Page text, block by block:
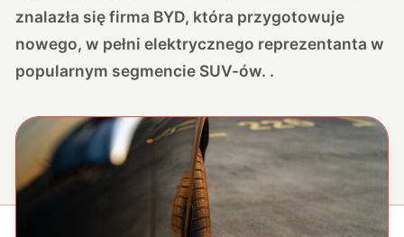
znalazła się firma BYD, która przygotowuje
nowego, w pełni elektrycznego reprezentanta w
popularnym segmencie SUV-ów. .